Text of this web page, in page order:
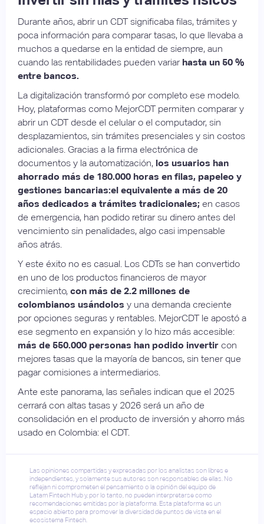
Durante años, abrir un CDT significaba filas, trámites y
poca información para comparar tasas, lo que llevaba a
muchos a quedarse en la entidad de siempre, aun
cuando las rentabilidades pueden variarhasta un 50 %
entre bancos.
La digitalización transformó por completo ese modelo.
Hoy, plataformas como MejorCDT permiten comparar y
abrir un CDT desde el celular o el computador, sin
desplazamientos, sin trámites presenciales y sin costos
adicionales. Gracias a la firma electrónica de
documentos y la automatización, los usuarios han
ahorrado más de 180.000 horas en filas, papeleo y
gestiones bancarias:el equivalente a más de 20
años dedicados a trámites tradicionales; en casos
de emergencia, han podido retirar su dinero antes del
vencimiento sin penalidades, algo casi impensable
años atrás.
Y este éxito no es casual. Los CDTs se han convertido
en uno de los productos financieros de mayor
crecimiento, con más de 2.2 millones de
colombianos usándolos y una demanda creciente
por opciones seguras y rentables. MejorCDT le apostó a
ese segmento en expansión y lo hizo más accesible:
más de 550.000 personas han podido invertir con
mejores tasas que la mayoría de bancos, sin tener que
pagar comisiones a intermediarios.
Ante este panorama, las señales indican que el 2025
cerrará con altas tasas y 2026 será un año de
consolidación en el producto de inversión y ahorro más
usado en Colombia: el CDT.
Las opiniones compartidas y expresadas por los analistas son libres e
independientes, y solamente sus autores son responsables de ellas. No
reflejan ni comprometen el pensamiento o la opinión del equipo de
Latam Fintech Hub y, por lo tanto, no pueden interpretarse como
recomendaciones emitidas por la plataforma. Esta plataforma es un
espacio abierto para promover la diversidad de puntos de vista en el
ecosistema Fintech.